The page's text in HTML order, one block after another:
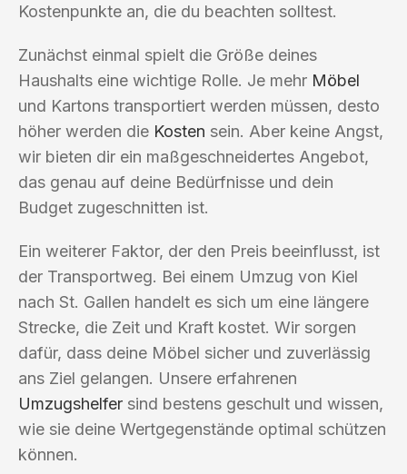
Kostenpunkte an, die du beachten solltest.
Zunächst einmal spielt die Größe deines
Haushalts eine wichtige Rolle. Je mehr Möbel
und Kartons transportiert werden müssen, desto
höher werden die Kosten sein. Aber keine Angst,
wir bieten dir ein maßgeschneidertes Angebot,
das genau auf deine Bedürfnisse und dein
Budget zugeschnitten ist.
Ein weiterer Faktor, der den Preis beeinflusst, ist
der Transportweg. Bei einem Umzug von Kiel
nach St. Gallen handelt es sich um eine längere
Strecke, die Zeit und Kraft kostet. Wir sorgen
dafür, dass deine Möbel sicher und zuverlässig
ans Ziel gelangen. Unsere erfahrenen
Umzugshelfer sind bestens geschult und wissen,
wie sie deine Wertgegenstände optimal schützen
können.